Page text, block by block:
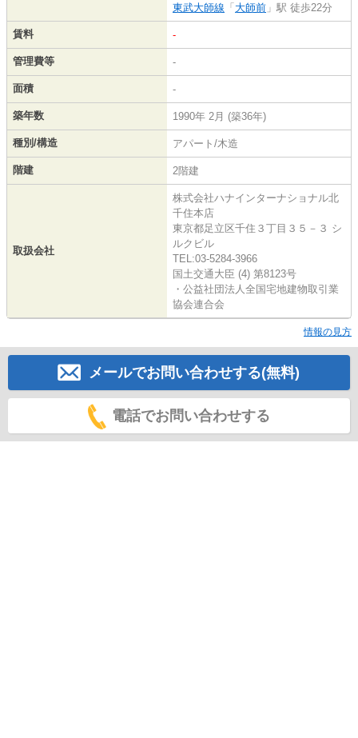
東武大師線 「大師前 」駅 徒歩22分
賃料 -
管理費等 -
面積 -
築年数 1990年 2月 (築36年)
種別/構造 アパート/木造
階建 2階建
取扱会社
株式会社ハナインターナショナル北
千住本店
東京都足立区千住３丁目３５－３ シ
ルクビル
TEL:03-5284-3966
国土交通大臣 (4) 第8123号
・公益社団法人全国宅地建物取引業
協会連合会
情報の見方
メールでお問い合わせする(無料)
電話でお問い合わせする